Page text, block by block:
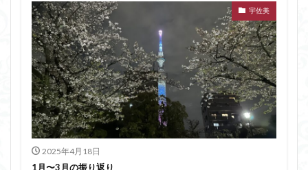
宇佐美
2025年4月18日
1月〜3月の振り返り